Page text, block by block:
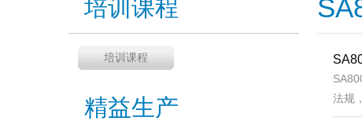
法规
培训课程
培训课程
精益生产